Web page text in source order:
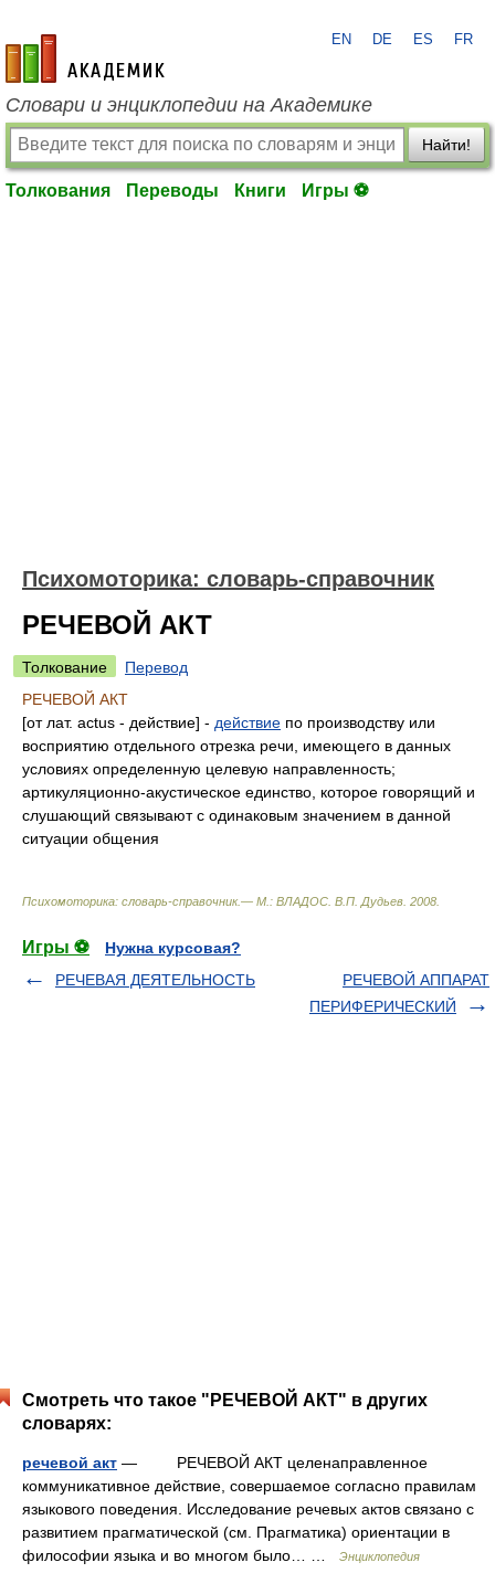
academic.ru
EN DE ES FR
Словари и энциклопедии на Академике
Найти!
Толкования Переводы Книги Игры ⚽
Психомоторика: cловарь-справочник
РЕЧЕВОЙ АКТ
Толкование
Перевод
РЕЧЕВОЙ АКТ
[от лат. actus - действие] - действие по производству или
восприятию отдельного отрезка речи, имеющего в данных
условиях определенную целевую направленность;
артикуляционно-акустическое единство, которое говорящий и
слушающий связывают с одинаковым значением в данной
ситуации общения
Психомоторика: cловарь-справочник.— М.: ВЛАДОС В.П. Дудьев 2008
Игры ⚽
Нужна курсовая?
РЕЧЕВАЯ ДЕЯТЕЛЬНОСТЬ
РЕЧЕВОЙ АППАРАТ
ПЕРИФЕРИЧЕСКИЙ
Смотреть что такое "РЕЧЕВОЙ АКТ" в других
словарях:
речевой акт — РЕЧЕВОЙ АКТ целенаправленное
коммуникативное действие, совершаемое согласно правилам
языкового поведения. Исследование речевых актов связано с
развитием прагматической (см. Прагматика) ориентации в
философии языка и во многом было… …
Энциклопедия